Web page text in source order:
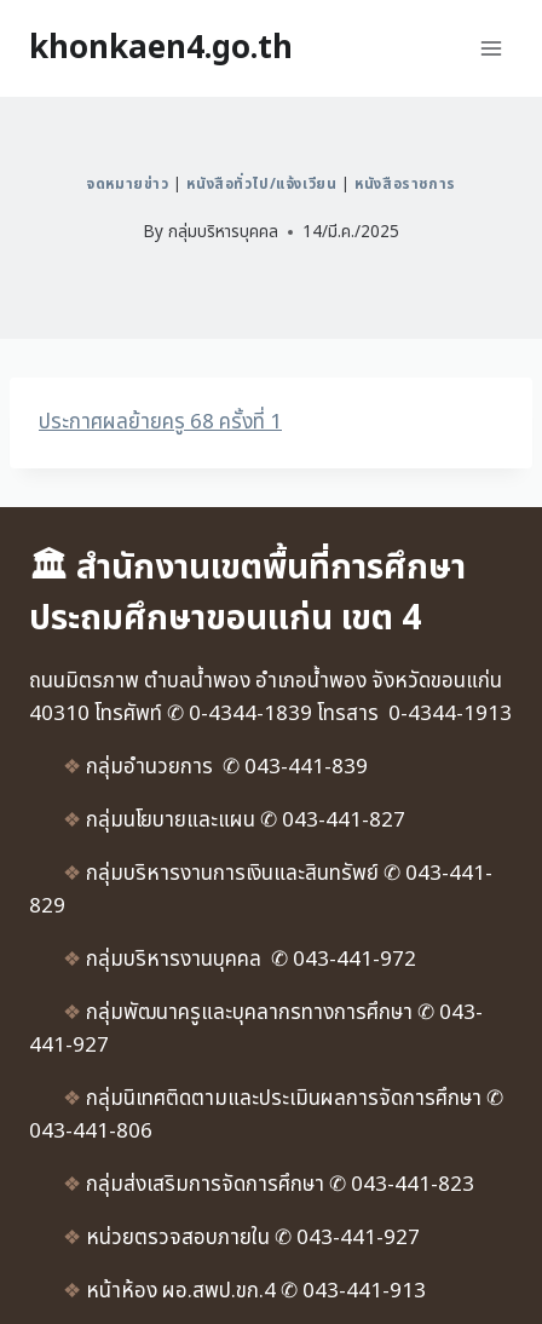
khonkaen4.go.th
จดหมายข่าว หนังสือทั่วไป/แจ้งเวียน หนังสือราชการ
By กลุ่มบริหารบุคคล 14/มี.ค./2025
ประกาศผลย้ายครู 68 ครั้งที่ 1
🏛 สำนักงานเขตพื้นที่การศึกษา
ประถมศึกษาขอนแก่น เขต 4
ถนนมิตรภาพ ตำบลน้ำพอง อำเภอน้ำพอง จังหวัดขอนแก่น
40310 โทรศัพท์ ✆ 0-4344-1839 โทรสาร 0-4344-1913
❖ กลุ่มอำนวยการ ✆ 043-441-839
❖ กลุ่มนโยบายและแผน ✆ 043-441-827
❖ กลุ่มบริหารงานการเงินและสินทรัพย์ ✆ 043-441-
829
❖ กลุ่มบริหารงานบุคคล ✆ 043-441-972
❖ กลุ่มพัฒนาครูและบุคลากรทางการศึกษา ✆ 043-
441-927
❖ กลุ่มนิเทศติดตามและประเมินผลการจัดการศึกษา ✆
043-441-806
❖ กลุ่มส่งเสริมการจัดการศึกษา ✆ 043-441-823
❖ หน่วยตรวจสอบภายใน ✆ 043-441-927
❖ หน้าห้อง ผอ.สพป.ขก.4 ✆ 043-441-913